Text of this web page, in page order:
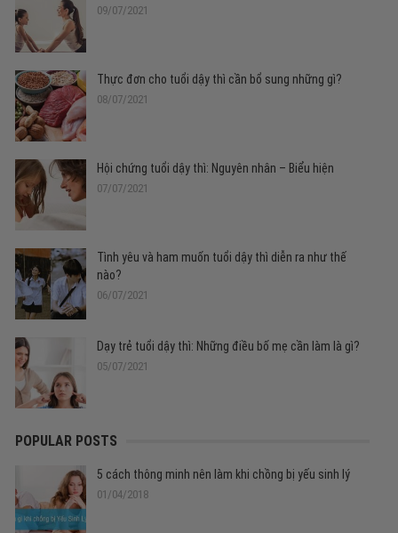
09/07/2021
Thực đơn cho tuổi dậy thì cần bổ sung những gì?
08/07/2021
Hội chứng tuổi dậy thì: Nguyên nhân – Biểu hiện
07/07/2021
Tình yêu và ham muốn tuổi dậy thì diễn ra như thế
nào?
06/07/2021
Dạy trẻ tuổi dậy thì: Những điều bố mẹ cần làm là gì?
05/07/2021
POPULAR POSTS
5 cách thông minh nên làm khi chồng bị yếu sinh lý
01/04/2018